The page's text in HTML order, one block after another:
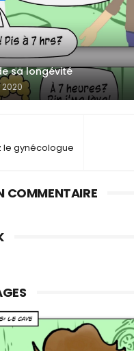
sa longévité
2020
le gynécologue
COMMENTAIRE